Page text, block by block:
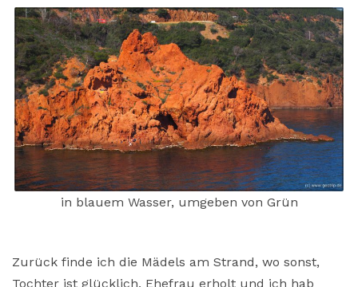
in blauem Wasser, umgeben von Grün
Zurück finde ich die Mädels am Strand, wo sonst,
Tochter ist glücklich, Ehefrau erholt und ich hab